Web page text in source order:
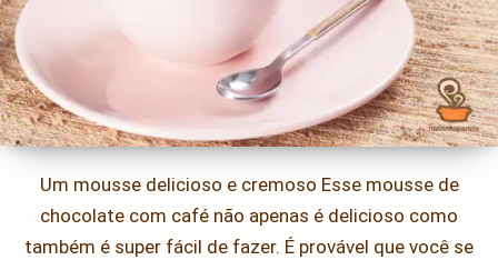
Um mousse delicioso e cremoso Esse mousse de
chocolate com café não apenas é delicioso como
também é super fácil de fazer. É provável que você se